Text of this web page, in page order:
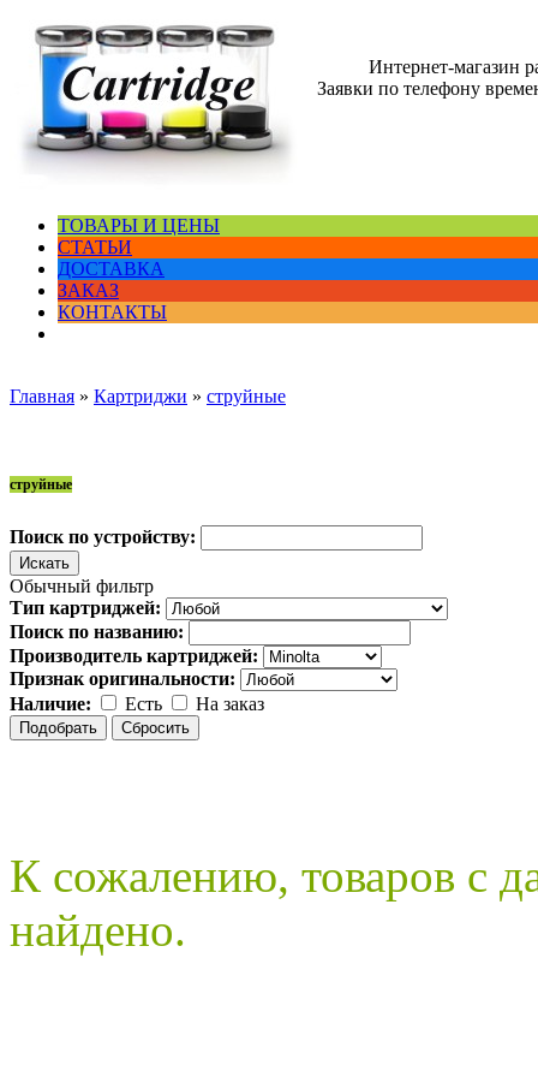
Интернет-магазин
Заявки по телефону
ТОВАРЫ И ЦЕНЫ
СТАТЬИ
ДОСТАВКА
ЗАКАЗ
КОНТАКТЫ
Главная » Картриджи » струйные
струйные
Поиск по устройству:
Обычный фильтр
Тип картриджей:
Поиск по названию:
Производитель картриджей:
Признак оригинальности:
Наличие:
Есть На заказ
К сожалению, товаров с
найдено.